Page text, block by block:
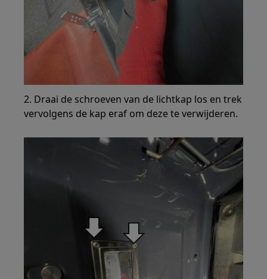
2. Draai de schroeven van de lichtkap los en trek
vervolgens de kap eraf om deze te verwijderen.